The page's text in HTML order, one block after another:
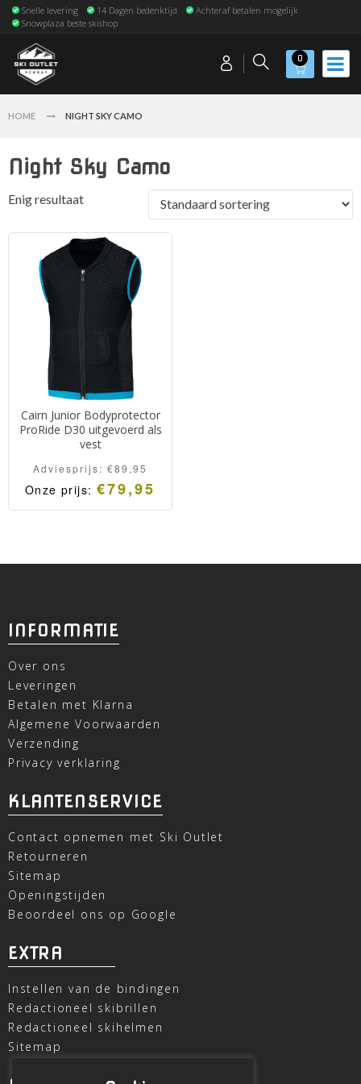
Snelle levering 14 Dagen bedenktijd
Achteraf betalen mogelijk
Snowplaza beste skishop
0
HOME NIGHT SKY CAMO
Night Sky Camo
Enig resultaat
Cairn Junior Bodyprotector
ProRide D30 uitgevoerd als
vest
Adviesprijs: €89,95
Onze prijs: €79,95
INFORMATIE
Over ons
Leveringen
Betalen met Klarna
Algemene Voorwaarden
Verzending
Privacy verklaring
KLANTENSERVICE
Contact opnemen met Ski Outlet
Retourneren
Sitemap
Openingstijden
Beoordeel ons op Google
EXTRA
Instellen van de bindingen
Redactioneel skibrillen
Redactioneel skihelmen
Sitemap